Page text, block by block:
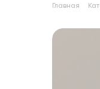
Главная